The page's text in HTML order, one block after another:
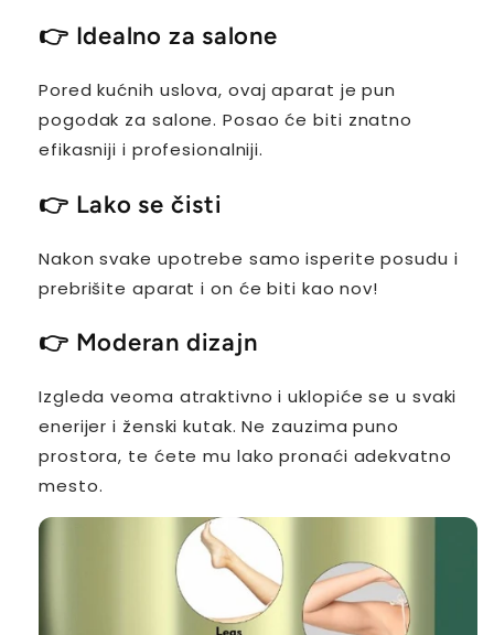
👉 Idealno za salone
Pored kućnih uslova, ovaj aparat je pun
pogodak za salone. Posao će biti znatno
efikasniji i profesionalniji.
👉 Lako se čisti
Nakon svake upotrebe samo isperite posudu i
prebrišite aparat i on će biti kao nov!
👉 Moderan dizajn
Izgleda veoma atraktivno i uklopiće se u svaki
enerijer i ženski kutak. Ne zauzima puno
prostora, te ćete mu lako pronaći adekvatno
mesto.